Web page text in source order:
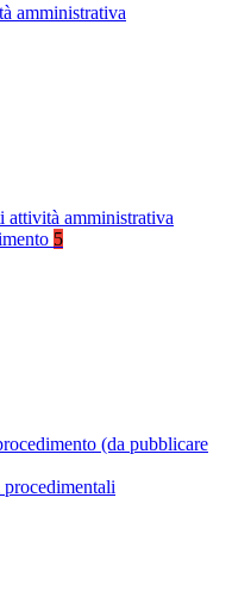
amministrativa
attività amministrativa
5
(da pubblicare